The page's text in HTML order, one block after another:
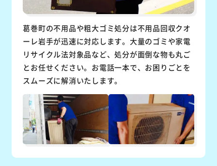
葛巻町の不用品や粗大ゴミ処分は不用品回収クオ
ーレ岩手が迅速に対応します。大量のゴミや家電
リサイクル法対象品など、処分が面倒な物も丸ご
とお任せください。お電話一本で、お困りごとを
スムーズに解消いたします。